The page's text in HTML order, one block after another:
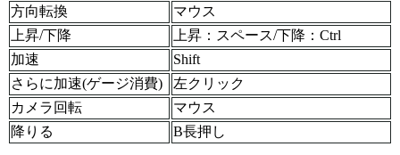
方向転換
マウス
上昇/下降
上昇：スペース/下降：Ctrl
加速
Shift
さらに加速(ゲージ消費)
左クリック
カメラ回転
マウス
降りる
B長押し